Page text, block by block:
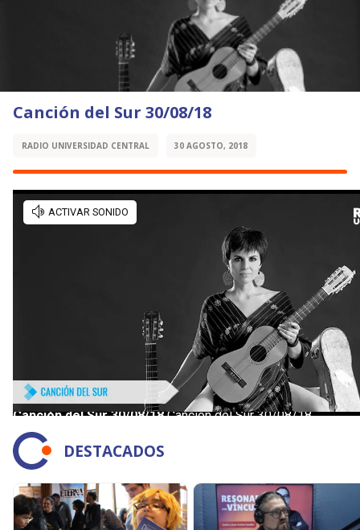
Canción del Sur 30/08/18
RADIO UNIVERSIDAD CENTRAL 30 AGOSTO, 2018
DESTACADOS